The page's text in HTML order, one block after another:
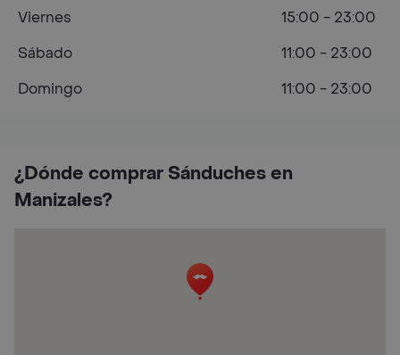
¿Dónde comprar Sánduches en
Manizales?
Viernes
15:00 - 23:00
Sábado
11:00 - 23:00
Domingo
11:00 - 23:00